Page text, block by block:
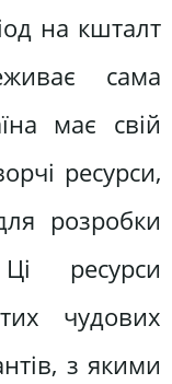
на кшталт
сама
має свій
ресурси,
розробки
ресурси
чудових
з якими